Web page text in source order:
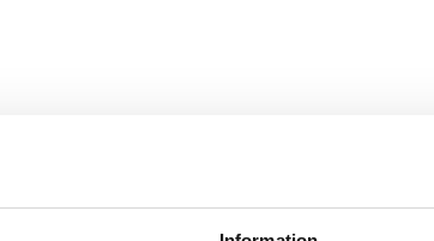
Detaljer